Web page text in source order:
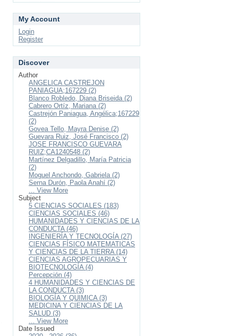
My Account
Login
Register
Discover
Author
ANGELICA CASTREJON
PANIAGUA;167229 (2)
Blanco Robledo, Diana Briseida (2)
Cabrero Ortíz, Mariana (2)
Castrejón Paniagua, Angélica;167229
(2)
Govea Tello, Mayra Denise (2)
Guevara Ruiz, José Francisco (2)
JOSE FRANCISCO GUEVARA
RUIZ;CA1240548 (2)
Martínez Delgadillo, María Patricia
(2)
Moguel Anchondo, Gabriela (2)
Serna Durón, Paola Anahí (2)
... View More
Subject
5 CIENCIAS SOCIALES (183)
CIENCIAS SOCIALES (46)
HUMANIDADES Y CIENCIAS DE LA
CONDUCTA (46)
INGENIERÍA Y TECNOLOGÍA (27)
CIENCIAS FÍSICO MATEMATICAS
Y CIENCIAS DE LA TIERRA (14)
CIENCIAS AGROPECUARIAS Y
BIOTECNOLOGÍA (4)
Percepción (4)
4 HUMANIDADES Y CIENCIAS DE
LA CONDUCTA (3)
BIOLOGÍA Y QUIMICA (3)
MEDICINA Y CIENCIAS DE LA
SALUD (3)
... View More
Date Issued